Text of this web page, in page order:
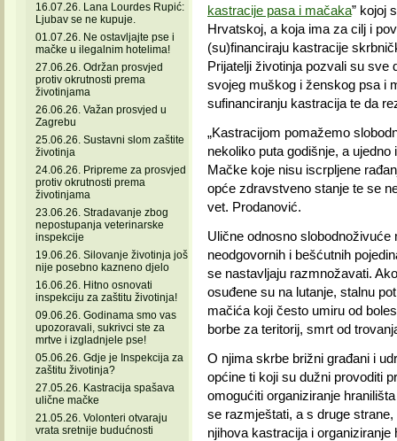
16.07.26. Lana Lourdes Rupić:
Ljubav se ne kupuje.
01.07.26. Ne ostavljajte pse i
mačke u ilegalnim hotelima!
27.06.26. Održan prosvjed
protiv okrutnosti prema
životinjama
26.06.26. Važan prosvjed u
Zagrebu
25.06.26. Sustavni slom zaštite
životinja
24.06.26. Pripreme za prosvjed
protiv okrutnosti prema
životinjama
23.06.26. Stradavanje zbog
nepostupanja veterinarske
inspekcije
19.06.26. Silovanje životinja još
nije posebno kazneno djelo
16.06.26. Hitno osnovati
inspekciju za zaštitu životinja!
09.06.26. Godinama smo vas
upozoravali, sukrivci ste za
mrtve i izgladnjele pse!
05.06.26. Gdje je Inspekcija za
zaštitu životinja?
27.05.26. Kastracija spašava
ulične mačke
21.05.26. Volonteri otvaraju
vrata sretnije budućnosti
kastracije pasa i mačaka” kojoj
Hrvatskoj, a koja ima za cilj i
(su)financiraju kastracije
Prijatelji životinja pozvali su sve
svojeg muškog i ženskog psa i
sufinanciranju kastracija te da
„Kastracijom pomažemo
nekoliko puta godišnje, a
Mačke koje nisu iscrpljene
opće zdravstveno stanje te se
vet. Prodanović.
Ulične odnosno
neodgovornih i bešćutnih
se nastavljaju razmnožavati.
osuđene su na lutanje, stalnu
mačića koji često umiru od
borbe za teritorij, smrt od
O njima skrbe brižni građani i
općine ti koji su dužni provoditi
omogućiti organiziranje
se razmještati, a s druge
njihova kastracija i